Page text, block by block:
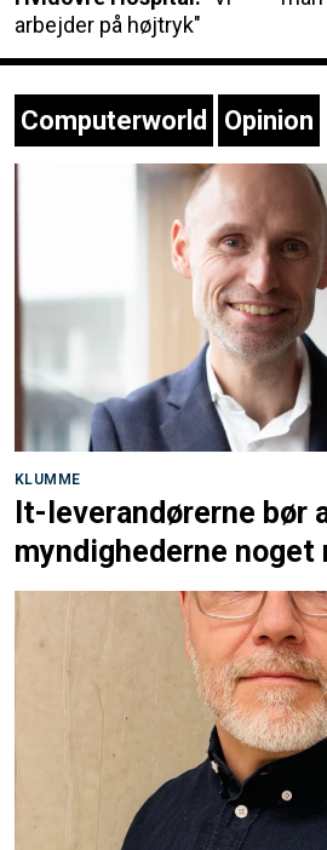
arbejder på højtryk"
Computerworld Opinion
KLUMME
It-leverandørerne bør
myndighederne noget